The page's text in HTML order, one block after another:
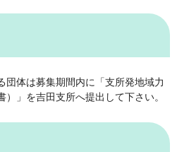
団体は募集期間内に「支所発地域力
」を吉田支所へ提出して下さい。